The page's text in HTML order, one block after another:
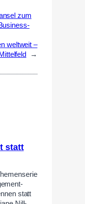
zum
weltweit –
→
statt
statt